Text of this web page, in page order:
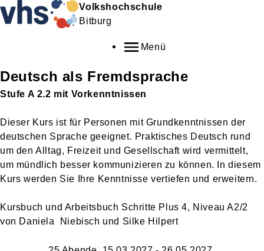
Volkshochschule
Bitburg
Menü
Deutsch als Fremdsprache
Stufe A 2.2 mit Vorkenntnissen
Dieser Kurs ist für Personen mit Grundkenntnissen der
deutschen Sprache geeignet. Praktisches Deutsch rund
um den Alltag, Freizeit und Gesellschaft wird vermittelt,
um mündlich besser kommunizieren zu können. In diesem
Kurs werden Sie Ihre Kenntnisse vertiefen und erweitern.
Kursbuch und Arbeitsbuch Schritte Plus 4, Niveau A2/2
von Daniela Niebisch und Silke Hilpert